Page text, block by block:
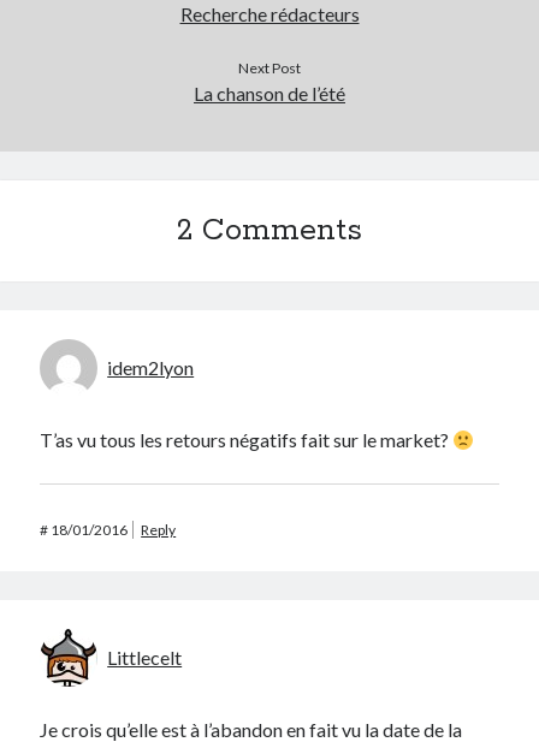
Recherche rédacteurs
Next Post
La chanson de l’été
2 Comments
idem2lyon
T’as vu tous les retours négatifs fait sur le market?
# 18/01/2016 Reply
Littlecelt
Je crois qu’elle est à l’abandon en fait vu la date de la